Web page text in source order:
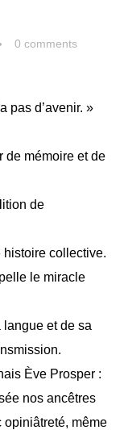
0 comments
pas d’avenir. »
de mémoire et de
de
histoire collective.
le miracle
et de sa
Ève Prosper :
nos ancêtres
opiniâtreté, même